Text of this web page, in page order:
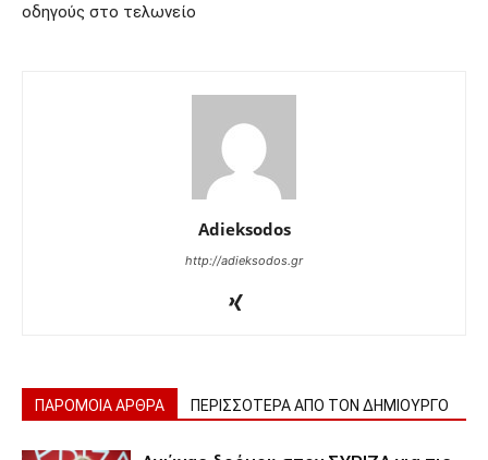
οδηγούς στο τελωνείο
Adieksodos
http://adieksodos.gr
ΠΑΡΟΜΟΙΑ ΑΡΘΡΑ ΠΕΡΙΣΣΟΤΕΡΑ ΑΠΟ ΤΟΝ ΔΗΜΙΟΥΡΓΟ